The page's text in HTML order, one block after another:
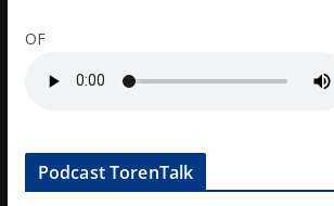
OF
Podcast TorenTalk